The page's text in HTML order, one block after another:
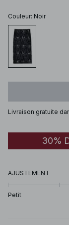
Couleur: Noir
Livraison gratuite
30%
AJUSTEMENT
Petit